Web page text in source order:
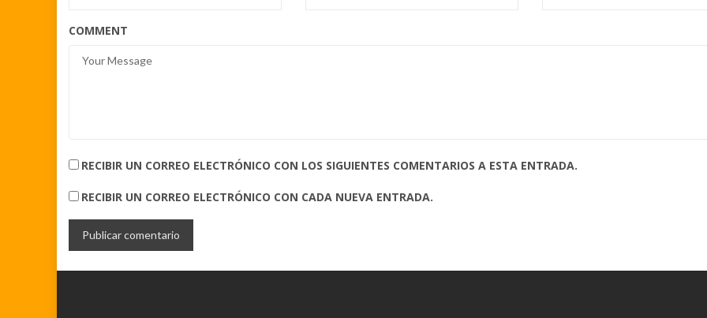
COMMENT
RECIBIR UN CORREO ELECTRÓNICO CON LOS SIGUIENTES COMENTARIOS A ESTA ENTRADA.
RECIBIR UN CORREO ELECTRÓNICO CON CADA NUEVA ENTRADA.